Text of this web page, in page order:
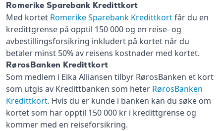
Romerike Sparebank Kredittkort
Med kortet Romerike Sparebank Kredittkortfår du en
kredittgrense på opptil 150 000 og en reise- og
avbestillingsforsikring inkludert på kortet når du
betaler minst 50% av reisens kostnader med kortet.
RørosBanken Kredittkort
Som medlem i Eika Alliansen tilbyr RørosBanken et kort
som utgis av Kredittbanken som heter RørosBanken
Kredittkort. Hvis du er kunde i banken kan du søke om
kortet som har opptil 150 000 kr i kredittgrense og
kommer med en reiseforsikring.